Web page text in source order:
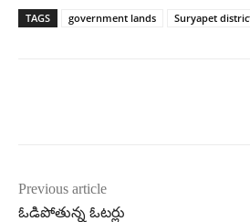
TAGS government lands Suryapet
Previous article
ఓడిపోతున్న ఓటర్లు